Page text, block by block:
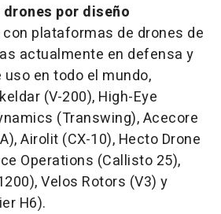
por diseño
plataformas de drones de
actualmente en defensa y
en todo el mundo,
(V-200), High-Eye
(Transwing), Acecore
Airolit (CX-10), Hecto Drone
Operations (Callisto 25),
Velos Rotors (V3) y
H6).